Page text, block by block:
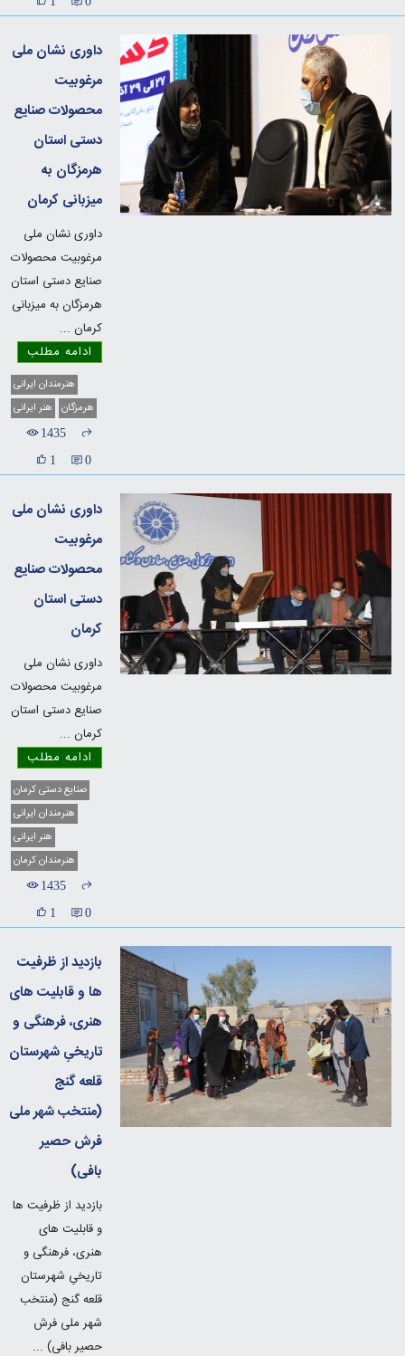
داوری نشان ملی
مرغوبیت
محصولات صنایع
دستی استان
هرمزگان به
میزبانی کرمان
داوری نشان ملی
مرغوبیت محصولات
صنایع دستی استان
هرمزگان به میزبانی
کرمان...
ادامه مطلب
هنرمندان ایرانی
هنر ایرانی هرمزگان
1435
داوری نشان ملی
مرغوبیت
محصولات صنایع
دستی استان
کرمان
داوری نشان ملی
مرغوبیت محصولات
صنایع دستی استان
کرمان...
ادامه مطلب
صنایع دستی کرمان
هنرمندان ایرانی
هنر ایرانی
هنرمندان کرمان
1435
بازدید از ظرفیت
ها و قابلیت های
هنری، فرهنگی و
تاریخیِ شهرستان
قلعه گنج
(منتخب شهر ملی
فرش حصیر
بافی)
بازدید از ظرفیت ها
و قابلیت های
هنری، فرهنگی و
تاریخیِ شهرستان
قلعه گنج (منتخب
شهر ملی فرش
حصیر بافی)...